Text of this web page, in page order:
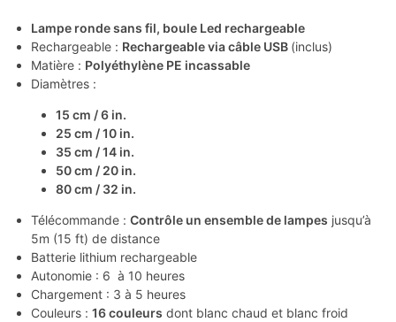
Lampe ronde sans fil, boule Led rechargeable
Rechargeable : Rechargeable via câble USB (inclus)
Matière : Polyéthylène PE incassable
Diamètres :
15 cm / 6 in.
25 cm / 10 in.
35 cm / 14 in.
50 cm / 20 in.
80 cm / 32 in.
Télécommande : Contrôle un ensemble de lampes jusqu’à
5m (15 ft) de distance
Batterie lithium rechargeable
Autonomie : 6 à 10 heures
Chargement : 3 à 5 heures
Couleurs : 16 couleurs dont blanc chaud et blanc froid